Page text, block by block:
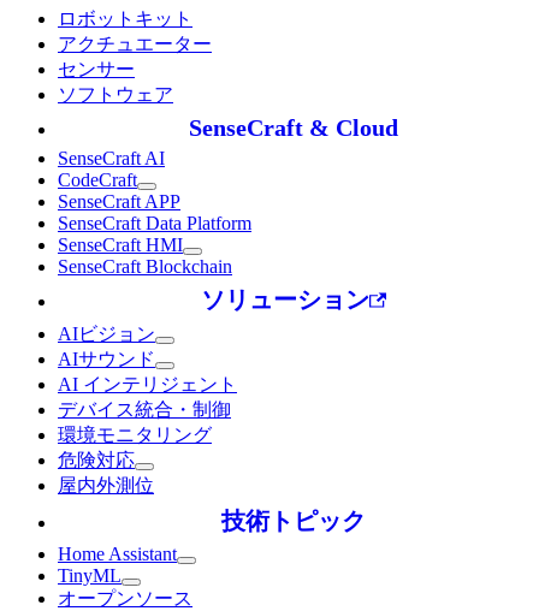
ロボットキット
アクチュエーター
センサー
ソフトウェア
SenseCraft & Cloud
SenseCraft AI
CodeCraft
SenseCraft APP
SenseCraft Data Platform
SenseCraft HMI
SenseCraft Blockchain
ソリューション
AIビジョン
AIサウンド
AI インテリジェント
デバイス統合・制御
環境モニタリング
危険対応
屋内外測位
技術トピック
Home Assistant
TinyML
オープンソース